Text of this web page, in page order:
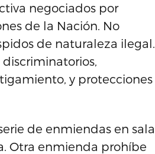
negociados por
de la Nación. No
de naturaleza ilegal.
y protecciones
de enmiendas en sala
Otra enmienda prohíbe